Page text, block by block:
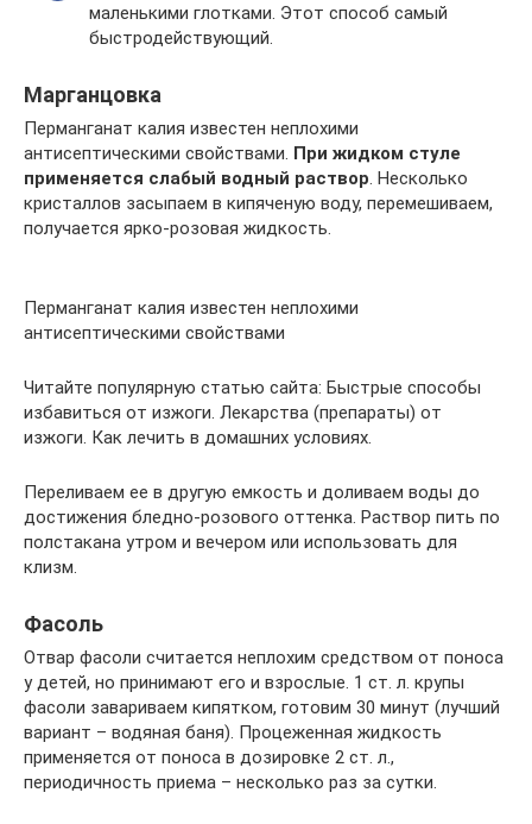
маленькими глотками. Этот способ самый
быстродействующий.
Марганцовка
Перманганат калия известен неплохими
антисептическими свойствами. При жидком стуле
применяется слабый водный раствор . Несколько
кристаллов засыпаем в кипяченую воду, перемешиваем,
получается ярко-розовая жидкость.
Перманганат калия известен неплохими
антисептическими свойствами
Читайте популярную статью сайта: Быстрые способы
избавиться от изжоги. Лекарства (препараты) от
изжоги. Как лечить в домашних условиях.
Переливаем ее в другую емкость и доливаем воды до
достижения бледно-розового оттенка. Раствор пить по
полстакана утром и вечером или использовать для
клизм.
Фасоль
Отвар фасоли считается неплохим средством от поноса
у детей, но принимают его и взрослые. 1 ст. л. крупы
фасоли завариваем кипятком, готовим 30 минут (лучший
вариант – водяная баня). Процеженная жидкость
применяется от поноса в дозировке 2 ст. л.,
периодичность приема – несколько раз за сутки.